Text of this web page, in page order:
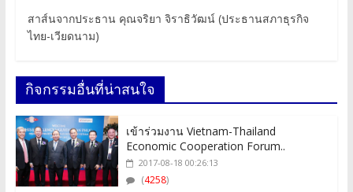
สาส์นจากประธาน คุณจริยา จิราธิวัฒน์ (ประธานสภาธุรกิจ
ไทย-เวียดนาม)
กิจกรรมอื่นที่น่าสนใจ
เข้าร่วมงาน Vietnam-Thailand
Economic Cooperation Forum..
2017-08-18 00:26:13
(4258)